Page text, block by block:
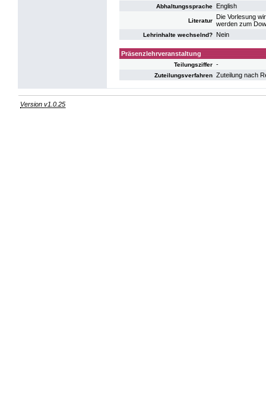
Abhaltungssprache English
Literatur
Die Vorlesung
werden zum
Lehrinhalte wechselnd? Nein
Präsenzlehrveranstaltung
Teilungsziffer -
Zuteilungsverfahren Zuteilung nach
Version v1.0.25